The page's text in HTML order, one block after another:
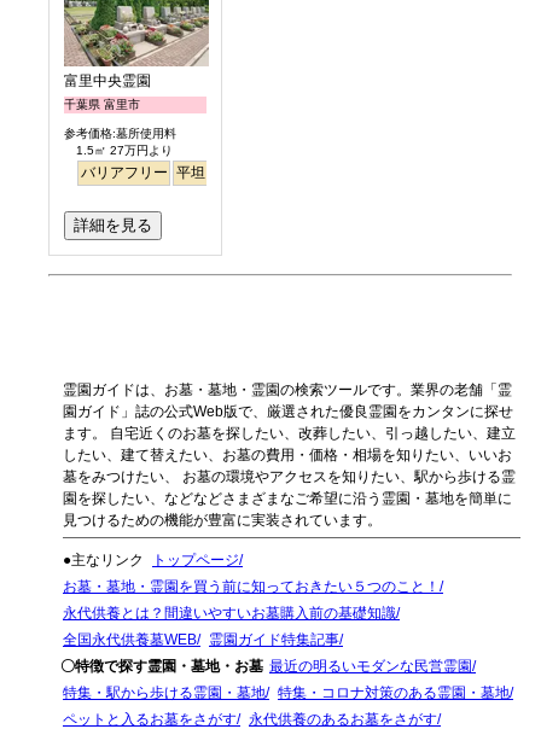
富里中央霊園
千葉県 富里市
参考価格:墓所使用料
1.5㎡ 27万円より
バリアフリー 平坦
詳細を見る
霊園ガイドは、お墓・墓地・霊園の検索ツールです。業界の老舗「霊
園ガイド」誌の公式Web版で、厳選された優良霊園をカンタンに探せ
ます。 自宅近くのお墓を探したい、改葬したい、引っ越したい、建立
したい、建て替えたい、お墓の費用・価格・相場を知りたい、いいお
墓をみつけたい、 お墓の環境やアクセスを知りたい、駅から歩ける霊
園を探したい、などなどさまざまなご希望に沿う霊園・墓地を簡単に
見つけるための機能が豊富に実装されています。
●主なリンク
トップページ
お墓・墓地・霊園を買う前に知っておきたい５つのこと！
永代供養とは？間違いやすいお墓購入前の基礎知識
全国永代供養墓WEB
霊園ガイド特集記事
〇特徴で探す霊園・墓地・お墓 最近の明るいモダンな民営霊園
特集・駅から歩ける霊園・墓地
特集・コロナ対策のある霊園・墓地
ペットと入るお墓をさがす
永代供養のあるお墓をさがす